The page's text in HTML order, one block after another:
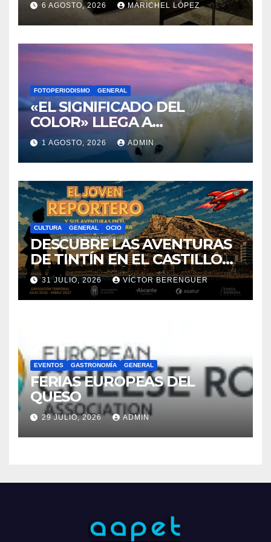
«EL SIGNIFICADO DEL
COLOR» LLEGA A
VILLAJOYOSA
1 AGOSTO, 2026 ADMIN
GENERAL OCIO
DESCUBRE LAS AVENTURAS
DE TINTÍN EN EL CASTILLO
DE SANTA BÁRBARA DE
ALICANTE
31 JULIO, 2026 VÍCTOR BERENGUER
EVENTOS GASTRONOMÍA GENERAL
FERIAS EUROPEAS DEL
QUESO
Funciona gracias a WordPress|Tema: Newsup de